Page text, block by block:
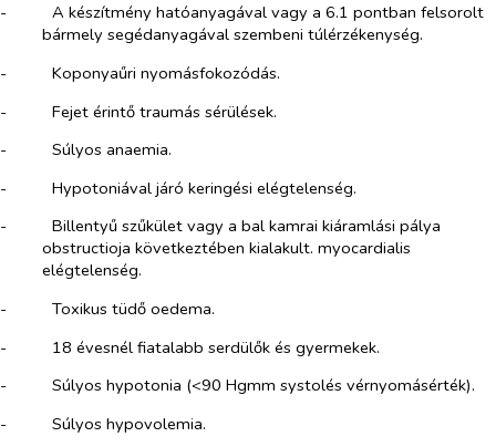
-​
A készítmény hatóanyagával vagy a 6.1 pontban felsorolt
bármely segédanyagával szembeni túlérzékenység.
-​
Koponyaűri nyomásfokozódás.
-​
Fejet érintő traumás sérülések.
-​
Súlyos anaemia.
-​
Hypotoniával járó keringési elégtelenség.
-​
Billentyű szűkület vagy a bal kamrai kiáramlási pálya
obstructioja következtében kialakult. myocardialis
elégtelenség.
-​
Toxikus tüdő oedema.
-​
18 évesnél fiatalabb serdülők és gyermekek.
-​
Súlyos hypotonia (<90 Hgmm systolés vérnyomásérték).
-​
Súlyos hypovolemia.